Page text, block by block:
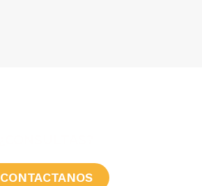
CONTACTANOS